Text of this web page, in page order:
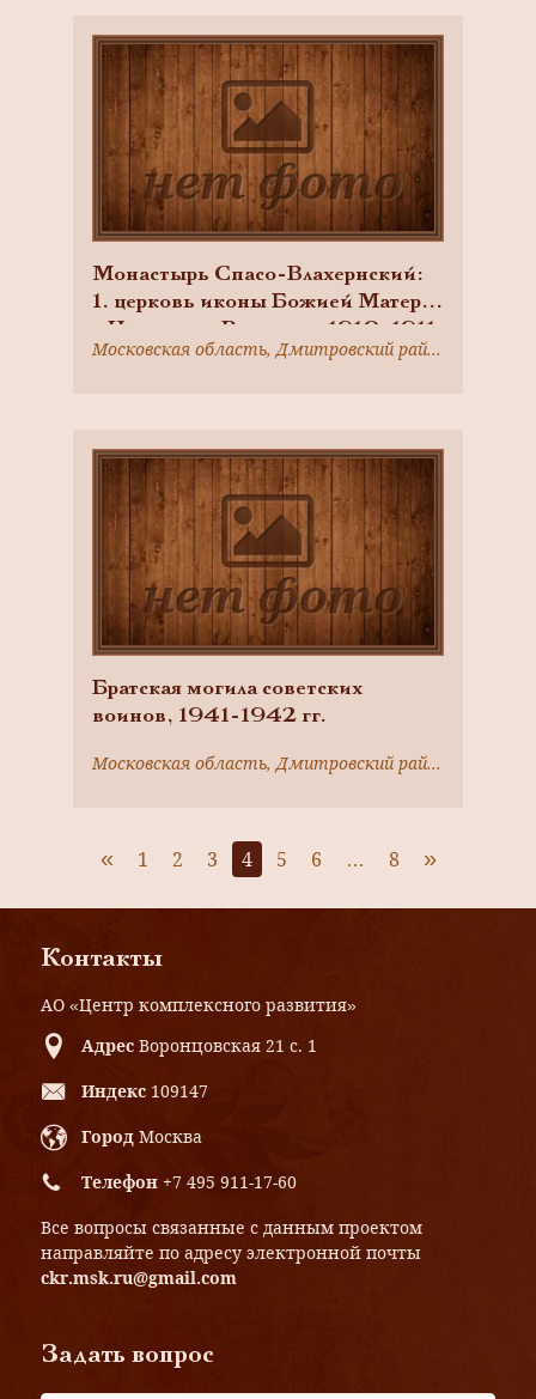
Монастырь Спасо-Влахернский:
1. церковь иконы Божией Матери
«Нечаянная Радость», 1910-1911
гг., арх. М.Д. Холмогоров; 2.
Н.В. Никитин; 3. корпус келий
восточный 2-этажный, 1890 г.,
1901 г.; 4. мастерская
иконописная, 1880 г.; 5. корпус
келейный каменный, 1907 г.,
1910 г.; 6. гостиница, 1879 г.; 7.
дом просфорный, 1895 г.; 8.
трапезная, 1898 г.
Московская область, Дмитровский район, пос. Деденево, Советская ул.
Братская могила советских
воинов, 1941-1942 гг.
Московская область, Дмитровский район, д. Дубровки
« 1 2 3 4 5 6 … 8 »
Контакты
АО «Центр комплексного развития»
Адрес Воронцовская 21 с. 1
Индекс 109147
Город Москва
Телефон +7 495 911-17-60
Все вопросы связанные с данным проектом
направляйте по адресу электронной почты
ckr.msk.ru@gmail.com
Задать вопрос